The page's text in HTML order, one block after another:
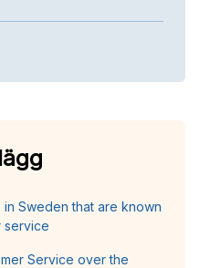
Sweden that are known
service
Service over the